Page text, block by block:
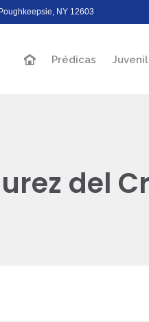
NY 12603
Prédicas
del